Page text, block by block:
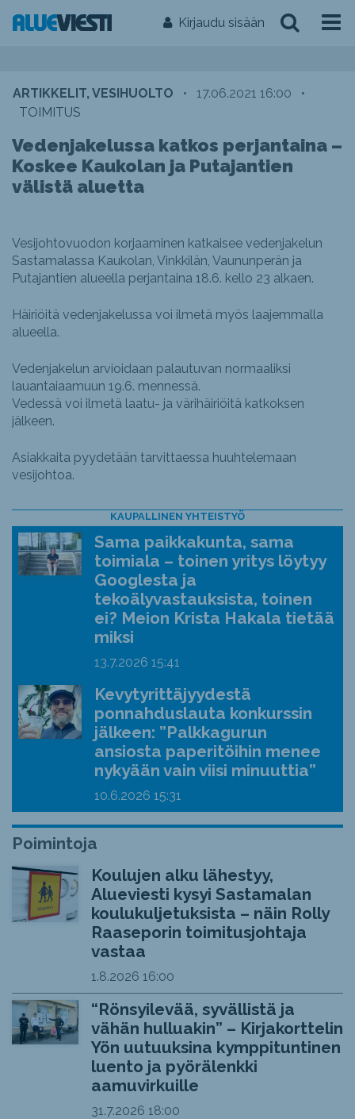
Kirjaudu sisään
ARTIKKELIT, VESIHUOLTO • 17.06.2021 16:00
•
TOIMITUS
Vedenjakelussa katkos perjantaina –
Koskee Kaukolan ja Putajantien
välistä aluetta
Vesijohtovuodon korjaaminen katkaisee vedenjakelun
Sastamalassa Kaukolan, Vinkkilän, Vaununperän ja
Putajantien alueella perjantaina 18.6. kello 23 alkaen.
Häiriöitä vedenjakelussa voi ilmetä myös laajemmalla
alueella.
Vedenjakelun arvioidaan palautuvan normaaliksi
lauantaiaamuun 19.6. mennessä.
Vedessä voi ilmetä laatu- ja värihäiriöitä katkoksen
jälkeen.
Asiakkaita pyydetään tarvittaessa huuhtelemaan
vesijohtoa.
KAUPALLINEN YHTEISTYÖ
Sama paikkakunta, sama
toimiala – toinen yritys löytyy
Googlesta ja
tekoälyvastauksista, toinen
ei? Meion Krista Hakala tietää
miksi
13.7.2026 15:41
Kevytyrittäjyydestä
ponnahduslauta konkurssin
jälkeen: ”Palkkagurun
ansiosta paperitöihin menee
nykyään vain viisi minuuttia”
10.6.2026 15:31
Poimintoja
Koulujen alku lähestyy,
Alueviesti kysyi Sastamalan
koulukuljetuksista – näin Rolly
Raaseporin toimitusjohtaja
vastaa
1.8.2026 16:00
“Rönsyilevää, syvällistä ja
vähän hulluakin” – Kirjakorttelin
Yön uutuuksina kymppituntinen
luento ja pyörälenkki
aamuvirkuille
31.7.2026 18:00